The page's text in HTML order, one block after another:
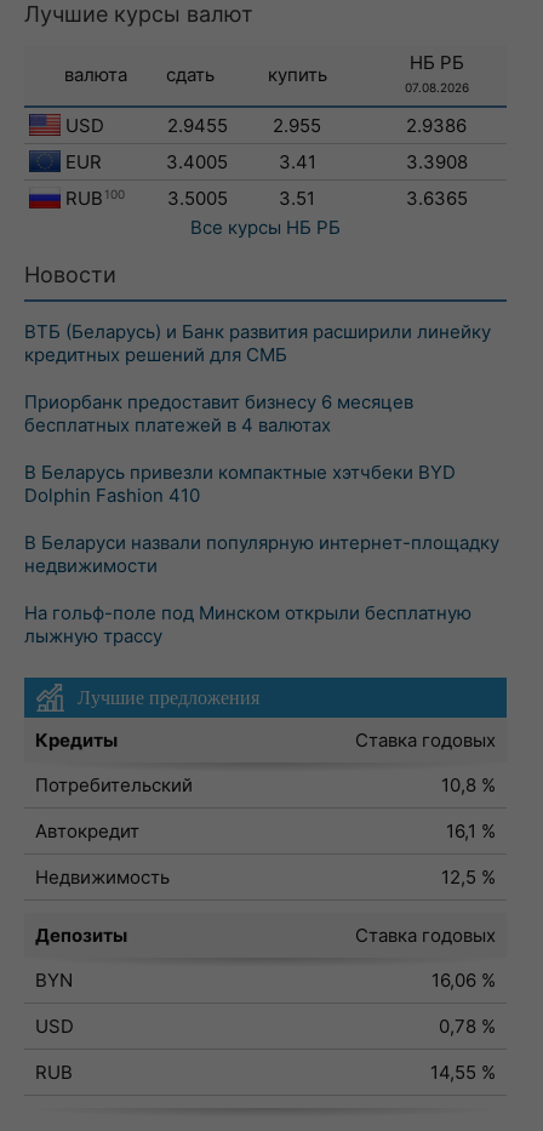
Лучшие курсы валют
валюта сдать купить
НБ РБ
07.08.2026
USD 2.9455 2.955
2.9386
EUR
3.4005 3.41
3.3908
RUB 100 3.5005 3.51
3.6365
Все курсы НБ РБ
Новости
ВТБ (Беларусь) и Банк развития расширили линейку
кредитных решений для СМБ
Приорбанк предоставит бизнесу 6 месяцев
бесплатных платежей в 4 валютах
В Беларусь привезли компактные хэтчбеки BYD
Dolphin Fashion 410
В Беларуси назвали популярную интернет-площадку
недвижимости
На гольф-поле под Минском открыли бесплатную
лыжную трассу
Лучшие предложения
Кредиты
Ставка годовых
Потребительский
10,8 %
Автокредит
16,1 %
Недвижимость
12,5 %
Депозиты
Ставка годовых
BYN
16,06 %
USD
0,78 %
RUB
14,55 %